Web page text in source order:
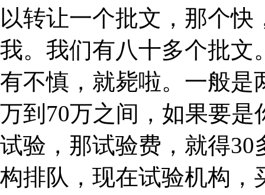
以转让一个批文，那个
我。我们有八十多个批文
有不慎，就毙啦。一般是
万到70万之间，如果要
试验，那试验费，就得
构排队，现在试验机构，